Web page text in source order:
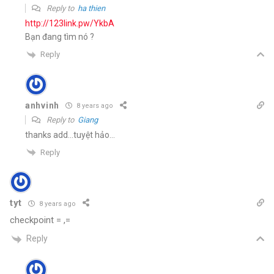
Reply to ha thien
http://123link.pw/YkbA
Bạn đang tìm nó ?
Reply
anhvinh 8 years ago
Reply to Giang
thanks add…tuyệt hảo…
Reply
tyt 8 years ago
checkpoint = ,=
Reply